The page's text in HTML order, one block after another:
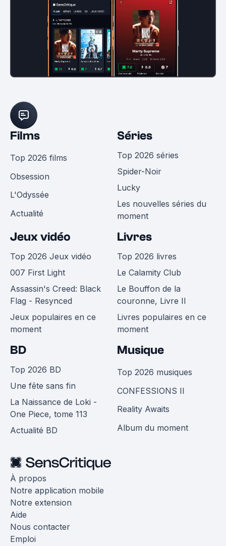
Films
Top 2026 films
Obsession
L'Odyssée
Actualité
Séries
Top 2026 séries
Spider-Noir
Lucky
Les nouvelles séries du
moment
Jeux vidéo
Top 2026 Jeux vidéo
007 First Light
Assassin's Creed: Black
Flag - Resynced
Jeux populaires en ce
moment
Livres
Top 2026 livres
Le Calamity Club
Le Bouffon de la
couronne, Livre II
Livres populaires en ce
moment
BD
Top 2026 BD
Une fête sans fin
La Naissance de Loki -
One Piece, tome 113
Actualité BD
Musique
Top 2026 musiques
CONFESSIONS II
Reality Awaits
Album du moment
À propos
Notre application mobile
Notre extension
Aide
Nous contacter
Emploi